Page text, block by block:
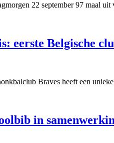
22 september 97 maal
eerste Belgische
Braves heeft een
in